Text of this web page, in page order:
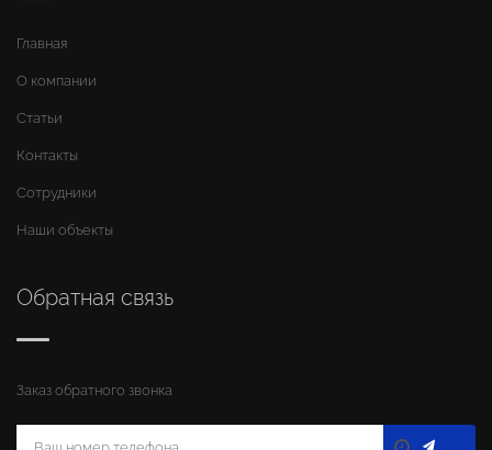
Главная
О компании
Статьи
Контакты
Сотрудники
Наши объекты
Обратная связь
Заказ обратного звонка